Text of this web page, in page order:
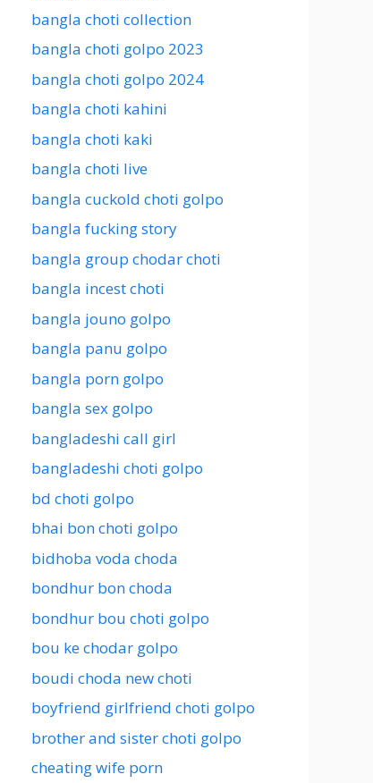
bangla choti collection
bangla choti golpo 2023
bangla choti golpo 2024
bangla choti kahini
bangla choti kaki
bangla choti live
bangla cuckold choti golpo
bangla fucking story
bangla group chodar choti
bangla incest choti
bangla jouno golpo
bangla panu golpo
bangla porn golpo
bangla sex golpo
bangladeshi call girl
bangladeshi choti golpo
bd choti golpo
bhai bon choti golpo
bidhoba voda choda
bondhur bon choda
bondhur bou choti golpo
bou ke chodar golpo
boudi choda new choti
boyfriend girlfriend choti golpo
brother and sister choti golpo
cheating wife porn